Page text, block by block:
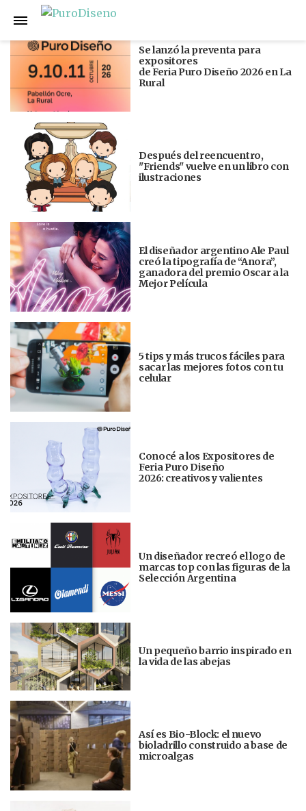
Anterior
Se lanzó la preventa para
expositores
de Feria Puro Diseño 2026 en La
Rural
Después del reencuentro,
"Friends" vuelve en un libro con
ilustraciones
El diseñador argentino Ale Paul
creó la tipografía de “Anora”,
ganadora del premio Oscar a la
Mejor Película
5 tips y más trucos fáciles para
sacar las mejores fotos con tu
celular
Conocé a los Expositores de
Feria Puro Diseño
2026: creativos y valientes
Un diseñador recreó el logo de
marcas top con las figuras de la
Selección Argentina
Un pequeño barrio inspirado en
la vida de las abejas
Así es Bio-Block: el nuevo
bioladrillo construido a base de
microalgas
Siguiente